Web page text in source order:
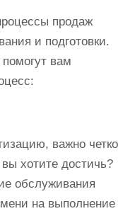
продаж
и подготовки.
вам
важно четко
хотите достичь?
обслуживания
на выполнение